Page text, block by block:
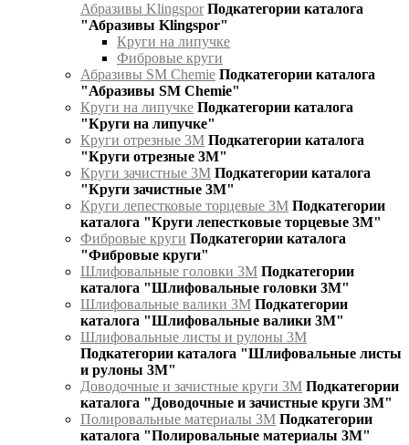
Абразивы Klingspor Подкатегории каталога
"Абразивы Klingspor"
Круги на липучке
Фибровые круги
Абразивы SM Chemie Подкатегории каталога
"Абразивы SM Chemie"
Круги на липучке Подкатегории каталога
"Круги на липучке"
Круги отрезные 3М Подкатегории каталога
"Круги отрезные 3М"
Круги зачистные 3М Подкатегории каталога
"Круги зачистные 3М"
Круги лепестковые торцевые 3М Подкатегории
каталога "Круги лепестковые торцевые 3М"
Фибровые круги Подкатегории каталога
"Фибровые круги"
Шлифовальные головки 3М Подкатегории
каталога "Шлифовальные головки 3М"
Шлифовальные валики 3М Подкатегории
каталога "Шлифовальные валики 3М"
Шлифовальные листы и рулоны 3М
Подкатегории каталога "Шлифовальные листы
и рулоны 3М"
Доводочные и зачистные круги 3М Подкатегории
каталога "Доводочные и зачистные круги 3М"
Полировальные материалы 3М Подкатегории
каталога "Полировальные материалы 3М"